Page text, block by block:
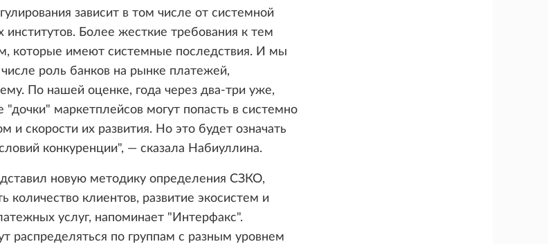
зависит в том числе от системной
институтов. Более жесткие требования к тем
которые имеют системные последствия. И мы
роль банков на рынке платежей,
По нашей оценке, года через два-три уже,
маркетплейсов могут попасть в системно
и скорости их развития. Но это будет означать
конкуренции", — сказала Набиуллина.
новую методику определения СЗКО,
количество клиентов, развитие экосистем и
услуг, напоминает "Интерфакс".
распределяться по группам с разным уровнем